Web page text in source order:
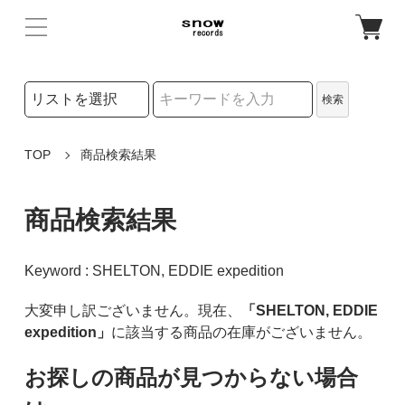
検索リストの選択
検索
TOP 商品検索結果
商品検索結果
Keyword : SHELTON, EDDIE expedition
大変申し訳ございません。現在、
「SHELTON, EDDIE
expedition」 に該当する商品の在庫がございません。
お探しの商品が見つからない場合